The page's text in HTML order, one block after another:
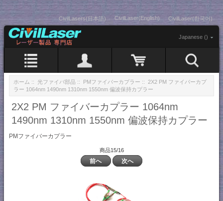
CivilLasers(日本語) CivilLaser(English) CivilLaser(한국어)
Japanese ()
ホーム :: 光ファイバ部品 :: PMファイバーカプラー :: 2X2 PM ファイバーカプ
ラー 1064nm 1490nm 1310nm 1550nm 偏波保持カプラー
2X2 PM ファイバーカプラー 1064nm
1490nm 1310nm 1550nm 偏波保持カプラー
PMファイバーカプラー
商品15/16
前へ 次へ